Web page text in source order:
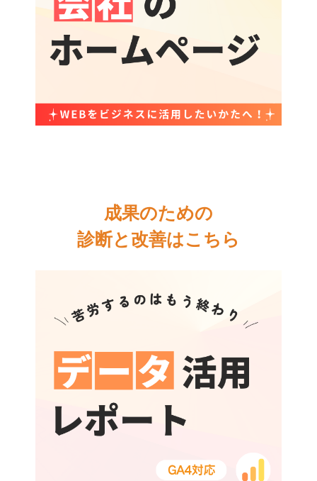
成果のための
診断と改善はこちら